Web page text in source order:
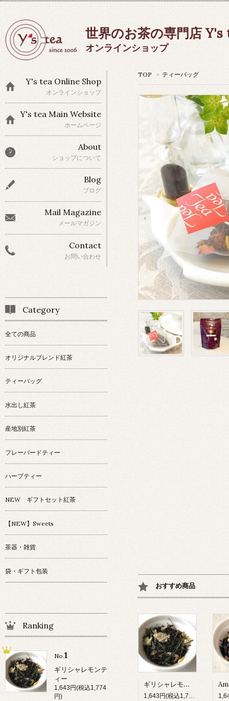
世界のお茶の専門店 Y's
オンラインショップ
TOP > ティーバッグ
おすすめ商品
ギリシャレモンティー
1,643円(税込1,774円)
Y's tea Online Shop
オンラインショップ
Y's tea Main Website
ホームページ
About
ショップについて
Blog
ブログ
Mail Magazine
メールマガジン
Contact
お問い合わせ
Category
全ての商品
オリジナルブレンド紅茶
ティーバッグ
水出し紅茶
産地別紅茶
フレーバードティー
ハーブティー
NEW ギフトセット紅茶
【NEW】Sweets
茶器・雑貨
袋・ギフト包装
Ranking
No.1
ギリシャレモンテ
ィー
1,643円(税込1,774
円)